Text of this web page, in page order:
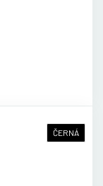
ČERNÁ